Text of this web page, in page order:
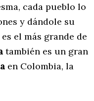
cada pueblo lo
y dándole su
es el más grande de
también es un gran
en Colombia, la